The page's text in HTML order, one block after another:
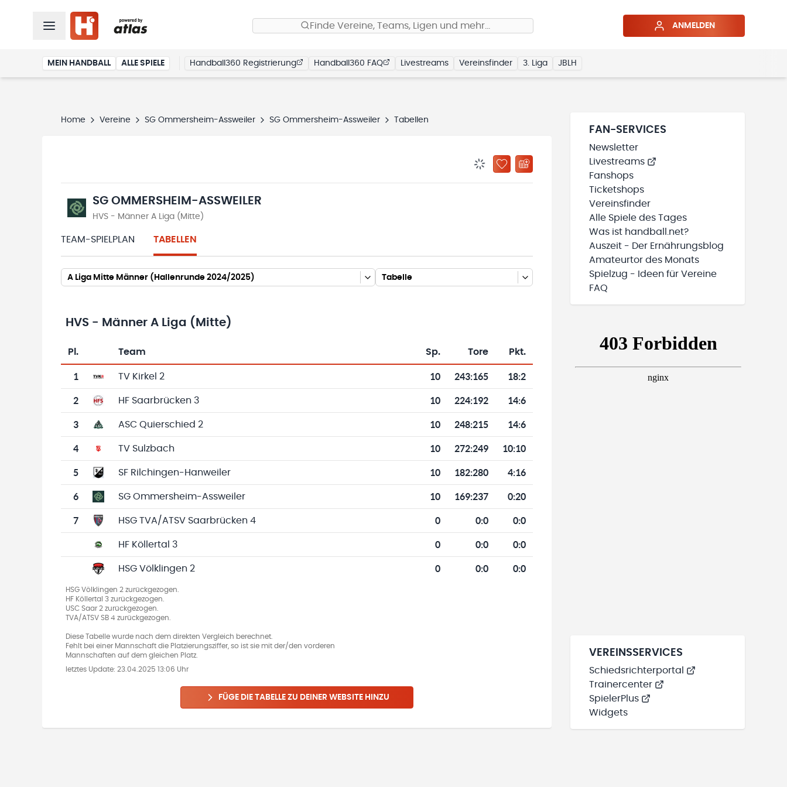
Finde Vereine, Teams, Ligen und mehr… ANMELDEN
MEIN HANDBALL ALLE SPIELE Handball360 Registrierung Handball360 FAQ Livestreams Vereinsfinder 3. Liga JBLH
Home Vereine SG Ommersheim-Assweiler SG Ommersheim-Assweiler Tabellen
BENACHRICHTIGUNGSSTATUS WIRD GELADEN
ZU „MEINE TEAMS“ HINZUFÜGEN
SG OMMERSHEIM-ASSWEILER
HVS - Männer A Liga (Mitte)
TEAM-SPIELPLAN TABELLEN
A Liga Mitte Männer (Hallenrunde 2024/2025) Tabelle
HVS - Männer A Liga (Mitte)
Tabelle mit Vereinsplatzierungen, Spielen, Toren und Punkten
Pl. Team Sp. Tore Pkt.
1 TV Kirkel 2 10 243:165 18:2
2 HF Saarbrücken 3 10 224:192 14:6
3 ASC Quierschied 2 10 248:215 14:6
4 TV Sulzbach 10 272:249 10:10
5 SF Rilchingen-Hanweiler 10 182:280 4:16
6 SG Ommersheim-Assweiler 10 169:237 0:20
7 HSG TVA/ATSV Saarbrücken 4 0 0:0 0:0
HF Köllertal 3 0 0:0 0:0
HSG Völklingen 2 0 0:0 0:0
HSG Völklingen 2 zurückgezogen.
HF Köllertal 3 zurückgezogen.
USC Saar 2 zurückgezogen.
TVA/ATSV SB 4 zurückgezogen.
Diese Tabelle wurde nach dem direkten Vergleich berechnet.
Fehlt bei einer Mannschaft die Platzierungsziffer, so ist sie mit der/den vorderen
Mannschaften auf dem gleichen Platz.
letztes Update: 23.04.2025 13:06 Uhr
FÜGE DIE TABELLE ZU DEINER WEBSITE HINZU
FAN-SERVICES
Newsletter
Livestreams
Fanshops
Ticketshops
Vereinsfinder
Alle Spiele des Tages
Was ist handball.net?
Auszeit - Der Ernährungsblog
Amateurtor des Monats
Spielzug - Ideen für Vereine
FAQ
VEREINSSERVICES
Schiedsrichterportal
Trainercenter
SpielerPlus
Widgets